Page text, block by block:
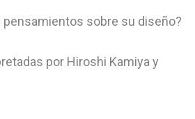
sobre su diseño?
por Hiroshi Kamiya y